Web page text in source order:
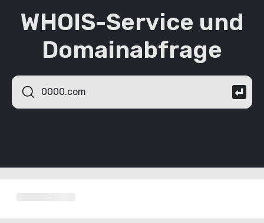
WHOIS-Service und
Domainabfrage